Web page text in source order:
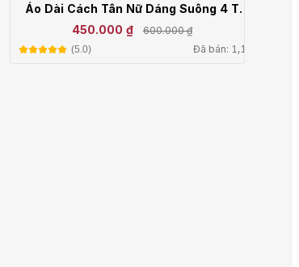
Áo Dài Cách Tân Nữ Dáng Suông 4 Tà
Tay Ngắn Voan Thêu Mặc Tết Chụp Ảnh
450.000 ₫ 600.000 ₫
(5.0) Đã bán: 1,1k